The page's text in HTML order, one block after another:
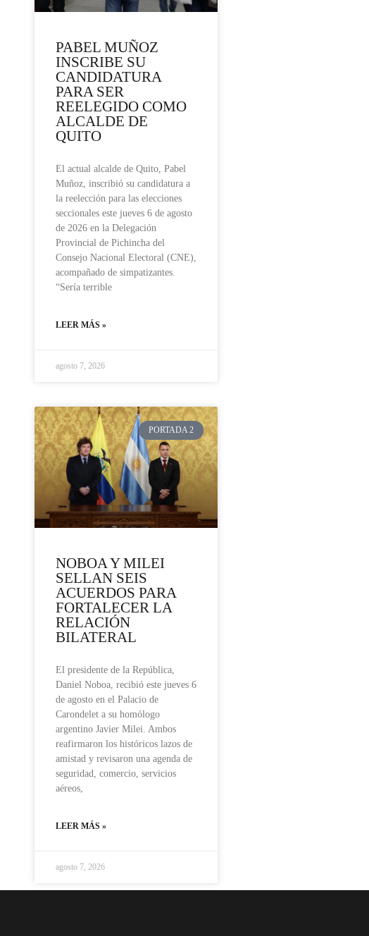
PABEL MUÑOZ
INSCRIBE SU
CANDIDATURA
PARA SER
REELEGIDO COMO
ALCALDE DE
QUITO
El actual alcalde de Quito, Pabel
Muñoz, inscribió su candidatura a
la reelección para las elecciones
seccionales este jueves 6 de agosto
de 2026 en la Delegación
Provincial de Pichincha del
Consejo Nacional Electoral (CNE),
acompañado de simpatizantes.
“Sería terrible
LEER MÁS »
agosto 7, 2026
PORTADA 2
NOBOA Y MILEI
SELLAN SEIS
ACUERDOS PARA
FORTALECER LA
RELACIÓN
BILATERAL
El presidente de la República,
Daniel Noboa, recibió este jueves 6
de agosto en el Palacio de
Carondelet a su homólogo
argentino Javier Milei. Ambos
reafirmaron los históricos lazos de
amistad y revisaron una agenda de
seguridad, comercio, servicios
aéreos,
LEER MÁS »
agosto 7, 2026